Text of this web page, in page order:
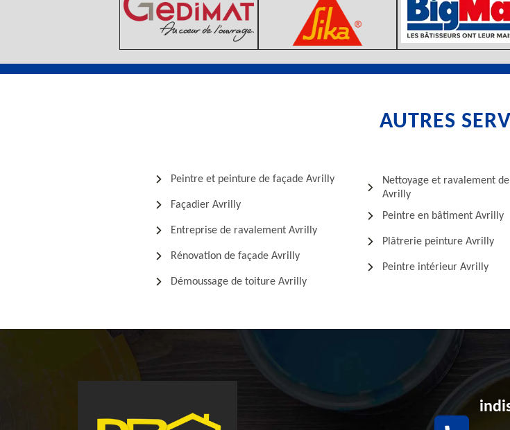
AUTRES
Peintre et peinture de façade Avrilly
Façadier Avrilly
Entreprise de ravalement Avrilly
Rénovation de façade Avrilly
Démoussage de toiture Avrilly
Nettoyage et ravalement
Avrilly
Peintre en bâtiment Avrilly
Plâtrerie peinture Avrilly
Peintre intérieur Avrilly